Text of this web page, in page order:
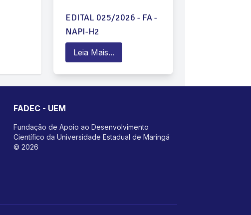
EDITAL 025/2026 - FA -
NAPI-H2
Leia Mais...
FADEC - UEM
Fundação de Apoio ao Desenvolvimento
Científico da Universidade Estadual de Maringá
© 2026